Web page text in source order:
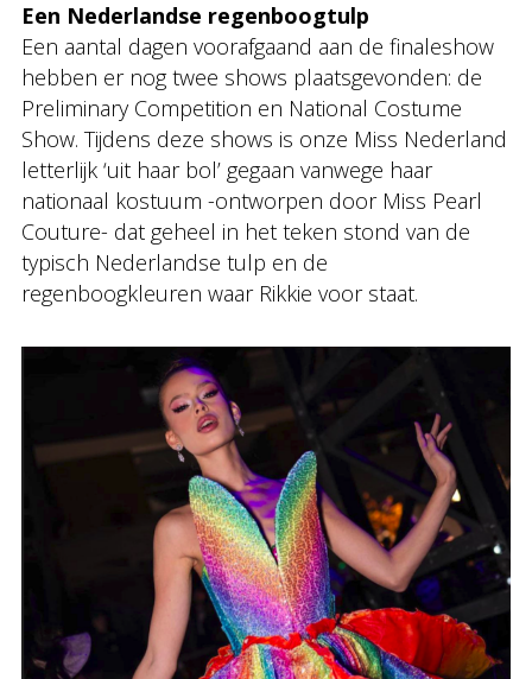
Een Nederlandse regenboogtulp
Een aantal dagen voorafgaand aan de finaleshow
hebben er nog twee shows plaatsgevonden: de
Preliminary Competition en National Costume
Show. Tijdens deze shows is onze Miss Nederland
letterlijk ‘uit haar bol’ gegaan vanwege haar
nationaal kostuum -ontworpen door Miss Pearl
Couture- dat geheel in het teken stond van de
typisch Nederlandse tulp en de
regenboogkleuren waar Rikkie voor staat.